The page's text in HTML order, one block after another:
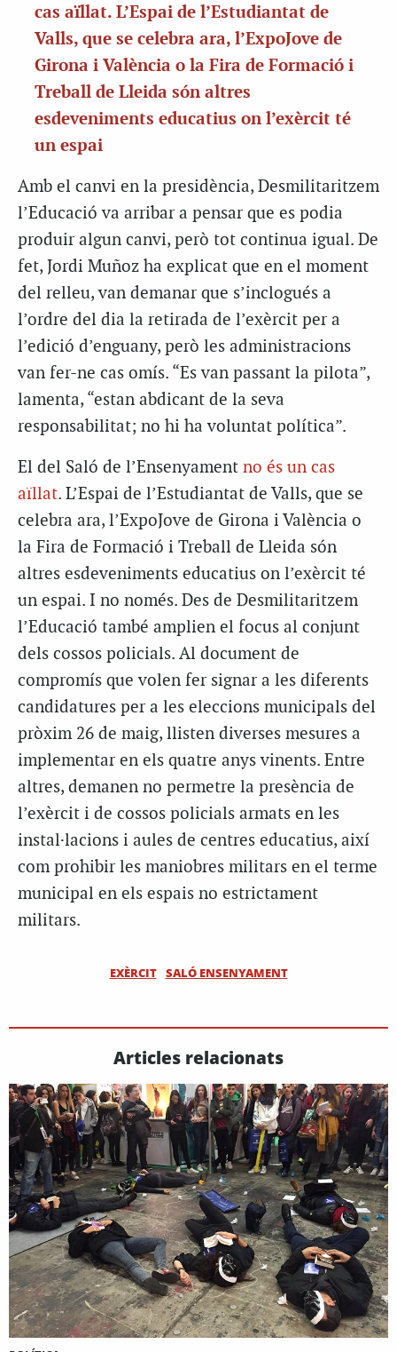
cas aïllat. L’Espai de l’Estudiantat de
Valls, que se celebra ara, l’ExpoJove de
Girona i València o la Fira de Formació i
Treball de Lleida són altres
esdeveniments educatius on l’exèrcit té
un espai
Amb el canvi en la presidència, Desmilitaritzem
l’Educació va arribar a pensar que es podia
produir algun canvi, però tot continua igual. De
fet, Jordi Muñoz ha explicat que en el moment
del relleu, van demanar que s’inclogués a
l’ordre del dia la retirada de l’exèrcit per a
l’edició d’enguany, però les administracions
van fer-ne cas omís. “Es van passant la pilota”,
lamenta, “estan abdicant de la seva
responsabilitat; no hi ha voluntat política”.
El del Saló de l’Ensenyament no és un cas
aïllat. L’Espai de l’Estudiantat de Valls, que se
celebra ara, l’ExpoJove de Girona i València o
la Fira de Formació i Treball de Lleida són
altres esdeveniments educatius on l’exèrcit té
un espai. I no només. Des de Desmilitaritzem
l’Educació també amplien el focus al conjunt
dels cossos policials. Al document de
compromís que volen fer signar a les diferents
candidatures per a les eleccions municipals del
pròxim 26 de maig, llisten diverses mesures a
implementar en els quatre anys vinents. Entre
altres, demanen no permetre la presència de
l’exèrcit i de cossos policials armats en les
instal·lacions i aules de centres educatius, així
com prohibir les maniobres militars en el terme
municipal en els espais no estrictament
militars.
EXÈRCIT SALÓ ENSENYAMENT
Articles relacionats